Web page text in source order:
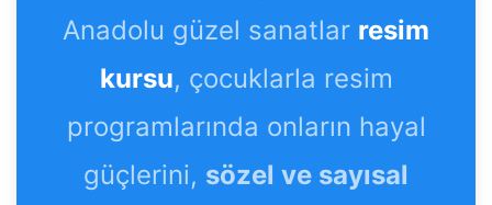
Anadolu güzel sanatlar resim
kursu, çocuklarla resim
programlarında onların hayal
güçlerini, sözel ve sayısal